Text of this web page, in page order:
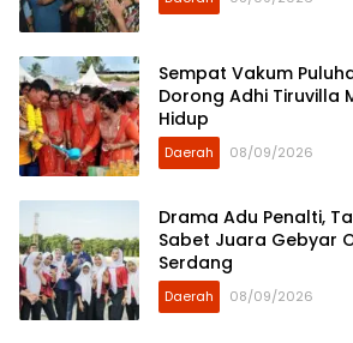
Sempat Vakum
Dorong Adhi Tiruvilla
Hidup
Daerah 08/09/2026
Drama Adu Penalti,
Sabet Juara Gebyar
Serdang
Daerah 08/09/2026